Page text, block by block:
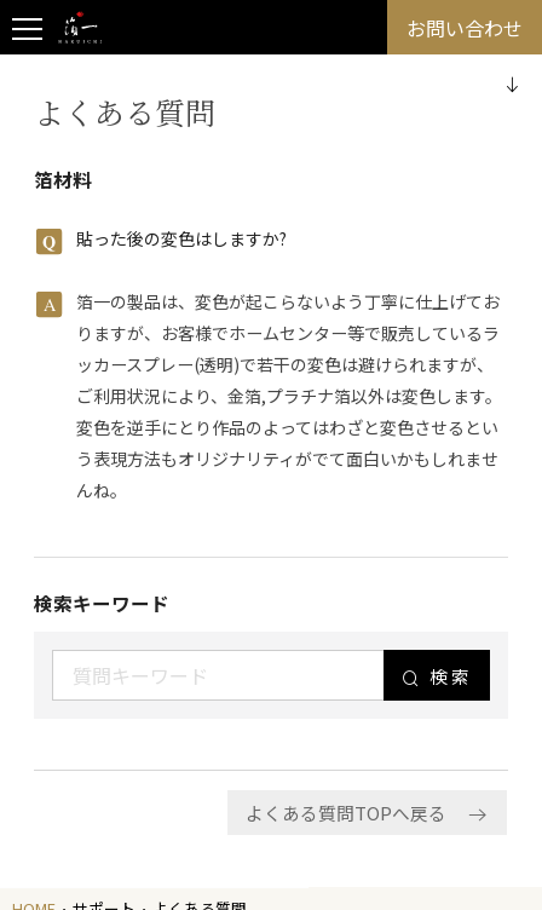
お問い合わせ
よくある質問
箔材料
貼った後の変色はしますか?
箔一の製品は、変色が起こらないよう丁寧に仕上げてお
りますが、お客様でホームセンター等で販売しているラ
ッカースプレー(透明)で若干の変色は避けられますが、
ご利用状況により、金箔,プラチナ箔以外は変色します。
変色を逆手にとり作品のよってはわざと変色させるとい
う表現方法もオリジナリティがでて面白いかもしれませ
んね。
検索キーワード
検索
よくある質問TOPへ戻る